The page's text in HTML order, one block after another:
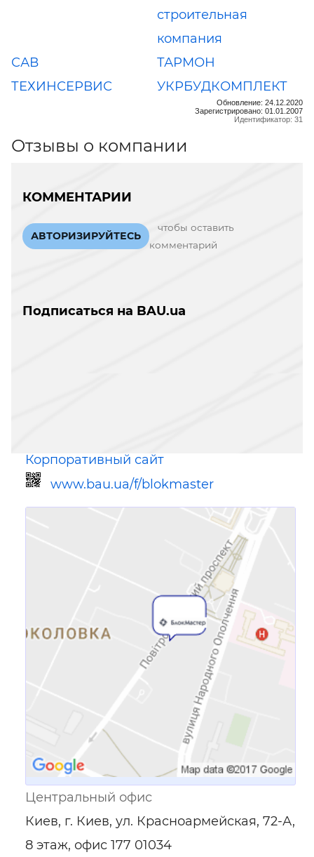
строительная
компания
САВ
ТАРМОН
ТЕХИНСЕРВИС
УКРБУДКОМПЛЕКТ
Обновление: 24.12.2020
Зарегистрировано: 01.01.2007
Идентификатор: 31
Отзывы о компании
КОММЕНТАРИИ
АВТОРИЗИРУЙТЕСЬ
чтобы оставить
комментарий
Подписаться на BAU.ua
Корпоративный сайт
www.bau.ua/f/blokmaster
Ссылка для мобильных устройств
Центральный офис
Киев, г. Киев, ул. Красноармейская, 72-А,
8 этаж, офис 177 01034